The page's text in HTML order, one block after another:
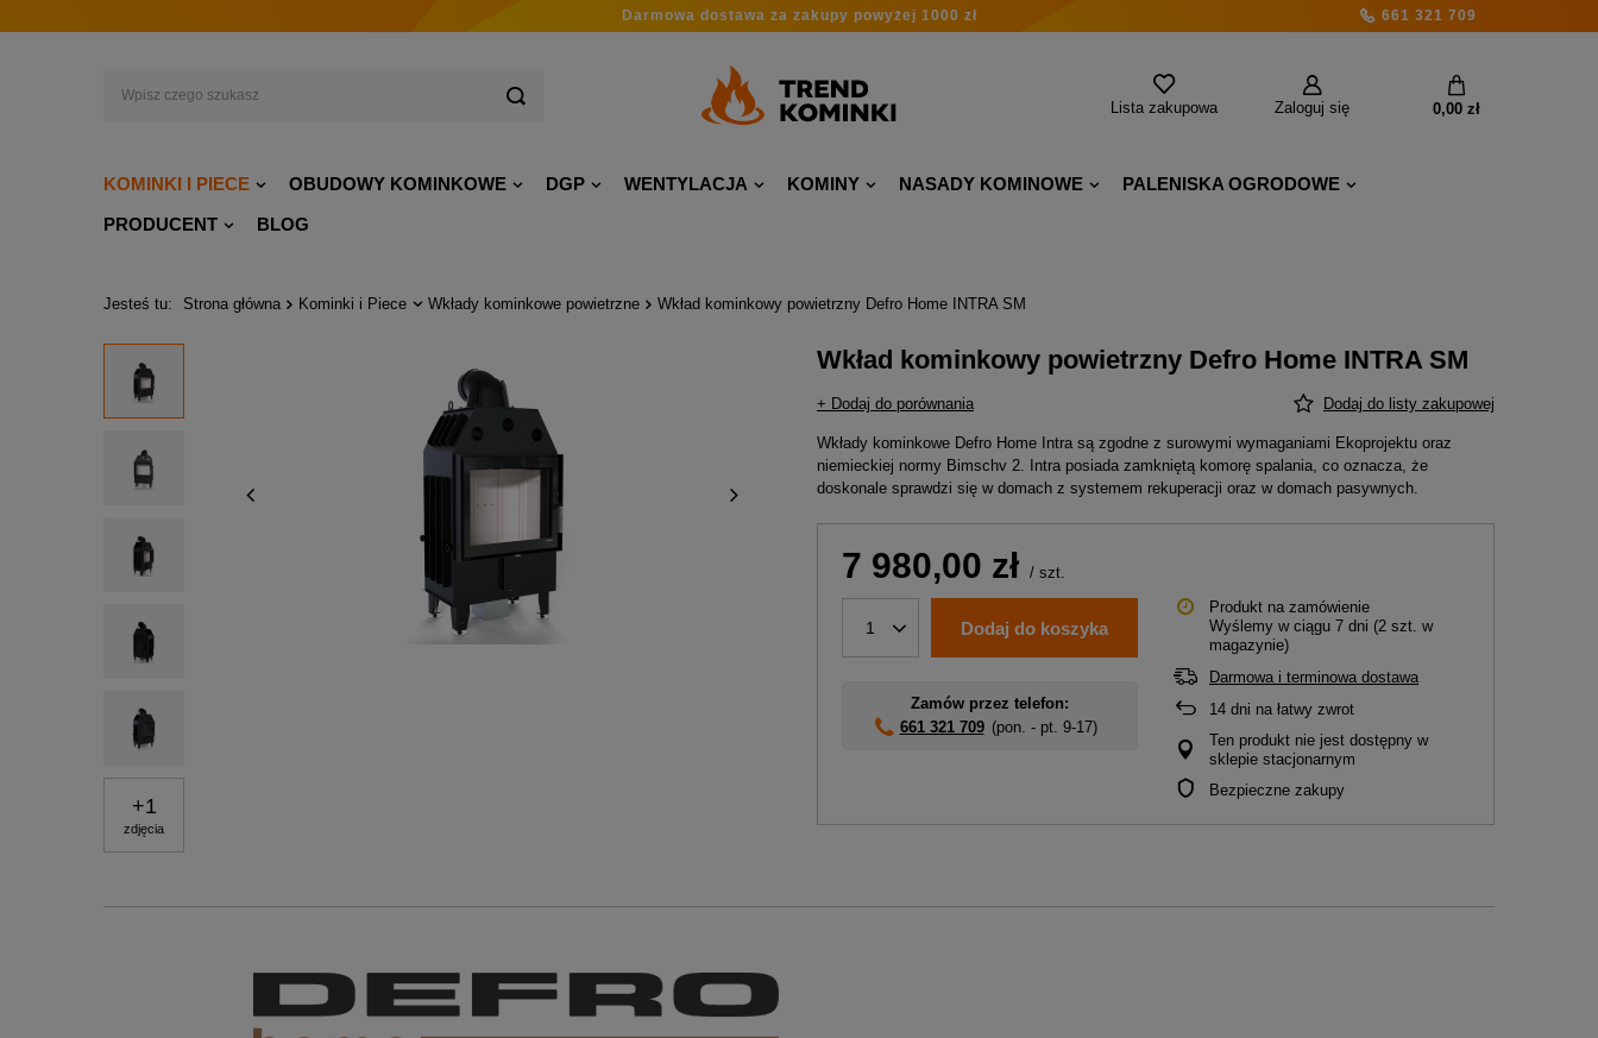
Darmowa dostawa za zakupy powyżej 1000 zł 661 321 709
Zaloguj się
Lista zakupowa 0,00 zł
KOMINKI I PIECE OBUDOWY KOMINKOWE DGP WENTYLACJA KOMINY NASADY KOMINOWE
PALENISKA OGRODOWE
PRODUCENT
BLOG
Jesteś tu: Strona główna Kominki i Piece Wkłady kominkowe powietrzne Wkład kominkowy powietrzny Defro Home INTRA SM
+1
zdjęcia
Wkład kominkowy powietrzny Defro Home INTRA SM
+ Dodaj do porównania Dodaj do listy zakupowej
Wkłady kominkowe Defro Home Intra są zgodne z surowymi wymaganiami Ekoprojektu oraz
niemieckiej normy Bimschv 2. Intra posiada zamkniętą komorę spalania, co oznacza, że
doskonale sprawdzi się w domach z systemem rekuperacji oraz w domach pasywnych.
7 980,00 zł / szt.
1 Dodaj do koszyka
Zamów przez telefon:
661 321 709 (pon. - pt. 9-17)
Produkt na zamówienie
Wyślemy w ciągu 7 dni (2 szt. w
magazynie)
Darmowa i terminowa dostawa
14 dni na łatwy zwrot
Ten produkt nie jest dostępny w
sklepie stacjonarnym
Bezpieczne zakupy